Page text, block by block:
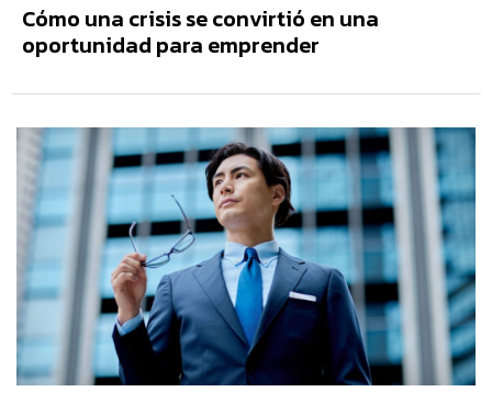
Cómo una crisis se convirtió en una
oportunidad para emprender